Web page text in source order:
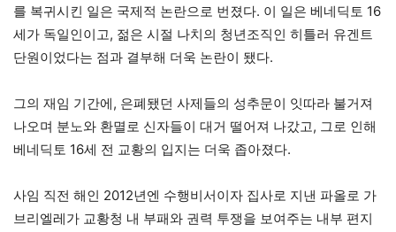
를 복귀시킨 일은 국제적 논란으로 번졌다. 이 일은 베네딕토 16
세가 독일인이고, 젊은 시절 나치의 청년조직인 히틀러 유겐트
단원이었다는 점과 결부해 더욱 논란이 됐다.
그의 재임 기간에, 은폐됐던 사제들의 성추문이 잇따라 불거져
나오며 분노와 환멸로 신자들이 대거 떨어져 나갔고, 그로 인해
베네딕토 16세 전 교황의 입지는 더욱 좁아졌다.
사임 직전 해인 2012년엔 수행비서이자 집사로 지낸 파올로 가
브리엘레가 교황청 내 부패와 권력 투쟁을 보여주는 내부 편지